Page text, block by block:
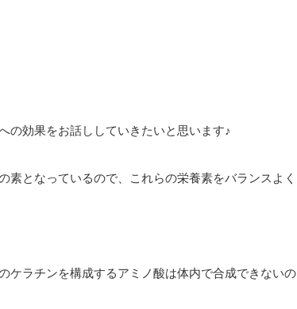
の効果をお話ししていきたいと思います♪
素となっているので、これらの栄養素をバランスよく
ケラチンを構成するアミノ酸は体内で合成できないの